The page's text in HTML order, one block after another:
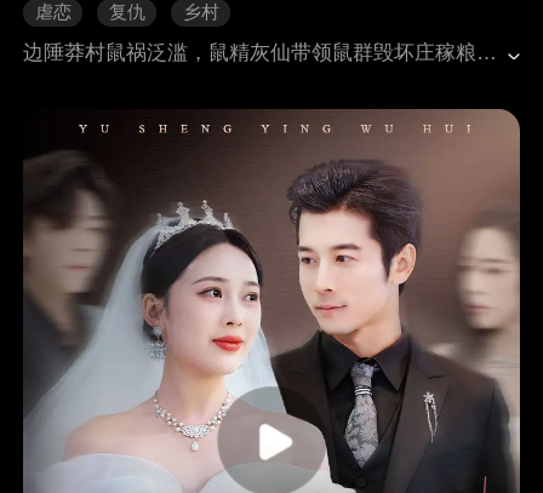
虐恋 复仇 乡村
边陲莽村鼠祸泛滥，鼠精灰仙带领鼠群毁坏庄稼粮仓，村民苦不堪言。村长侯永福请来驱鼠人黄火土，黄火土不惜损耗三年寿元，以本命精血斩杀灰仙，平息鼠灾，只索要一头猪的酬劳，用来给身患肺病的妻子梅玉灵治病。 鼠患刚缓解，侯永福父子便反悔赖账，返乡的侯大勇嘲讽二人是神棍，众人转投低价的捕鼠人王麻子。王麻子靠着虚假超声波证书骗取信任，村民无视黄火土的再三警示，肆意破坏驱鼠粉、屠宰牲畜，还狠心杀掉保护村庄的灵蛇。放羊人王二楞不听劝阻，走出防护圈被鼠群吞噬，村民依旧不肯反思。 黄火土为借诛邪剑连夜赶往县城，将镇鼠骨笛留给梅玉灵。独处时，贪色的王麻子企图玷污梅玉灵，遭到反抗后心生毒计，污蔑她是引动鼠灾的妖女。愚昧的村民听信谗言，全然遗忘救命之恩，合力将梅玉灵吊死在大树下。 归来的黄火土发现妻子尸体，悲痛绝望之下吹响骨笛，万千鼠群席卷村庄。忘恩负义的村民、作恶的王麻子、自私的侯永福父子全都死于鼠患。复仇结束后，黄火土安葬妻子，救下持有猫牌、心存善意的孤女二丫，带着孩子远离莽村，彻底看透人心深处的贪婪与歹毒。